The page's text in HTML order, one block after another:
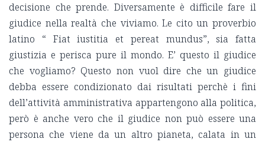
decisione che prende. Diversamente è difficile fare il
giudice nella realtà che viviamo. Le cito un proverbio
latino “ Fiat iustitia et pereat mundus”, sia fatta
giustizia e perisca pure il mondo. E’ questo il giudice
che vogliamo? Questo non vuol dire che un giudice
debba essere condizionato dai risultati perchè i fini
dell’attività amministrativa appartengono alla politica,
però è anche vero che il giudice non può essere una
persona che viene da un altro pianeta, calata in un